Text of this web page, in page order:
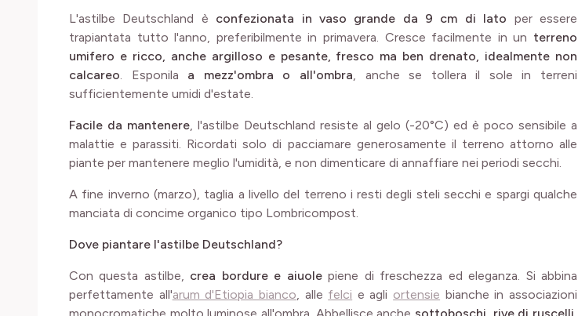
L'astilbe Deutschland è confezionata in vaso grande da 9 cm di lato per essere
trapiantata tutto l'anno, preferibilmente in primavera. Cresce facilmente in un terreno
umifero e ricco, anche argilloso e pesante, fresco ma ben drenato, idealmente non
calcareo. Esponila a mezz'ombra o all'ombra, anche se tollera il sole in terreni
sufficientemente umidi d'estate.
Facile da mantenere, l'astilbe Deutschland resiste al gelo (-20°C) ed è poco sensibile a
malattie e parassiti. Ricordati solo di pacciamare generosamente il terreno attorno alle
piante per mantenere meglio l'umidità, e non dimenticare di annaffiare nei periodi secchi.
A fine inverno (marzo), taglia a livello del terreno i resti degli steli secchi e spargi qualche
manciata di concime organico tipo Lombricompost.
Dove piantare l'astilbe Deutschland?
Con questa astilbe, crea bordure e aiuolepiene di freschezza ed eleganza. Si abbina
perfettamente all'arum d'Etiopia bianco, alle felci e agli ortensie bianche in associazioni